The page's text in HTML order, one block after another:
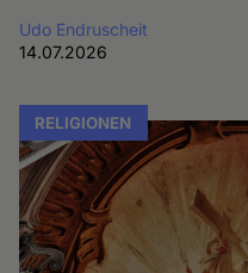
Udo Endruscheit
14.07.2026
RELIGIONEN